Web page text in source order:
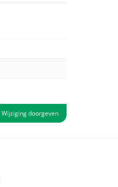
Wijziging doorgeven